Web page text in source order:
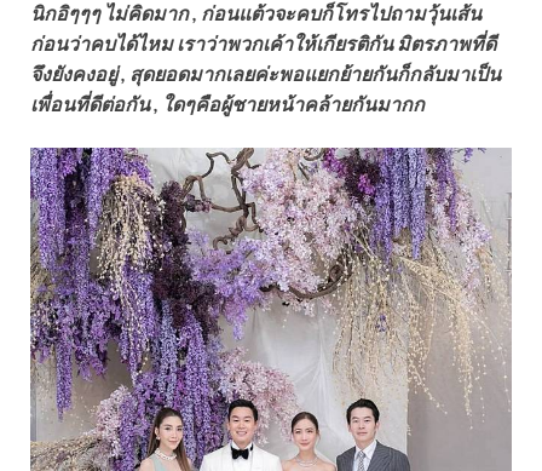
นิกอิๆๆๆ ไม่คิดมาก , ก่อนแต้วจะคบก็โทรไปถามวุ้นเส้น
ก่อนว่าคบได้ไหม เราว่าพวกเค้าให้เกียรติกัน มิตรภาพที่ดี
จึงยังคงอยู่ , สุดยอดมากเลยค่ะพอแยกย้ายกันก็กลับมาเป็น
เพื่อนที่ดีต่อกัน , ใดๆคือผู้ชายหน้าคล้ายกันมากก